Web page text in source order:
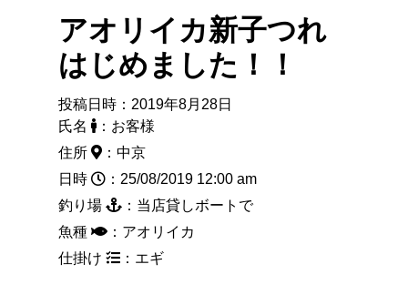
アオリイカ新子つれ
はじめました！！
投稿日時：2019年8月28日
氏名
：お客様
住所
：中京
日時
：25/08/2019 12:00 am
釣り場
：当店貸しボートで
魚種
：アオリイカ
仕掛け
：エギ